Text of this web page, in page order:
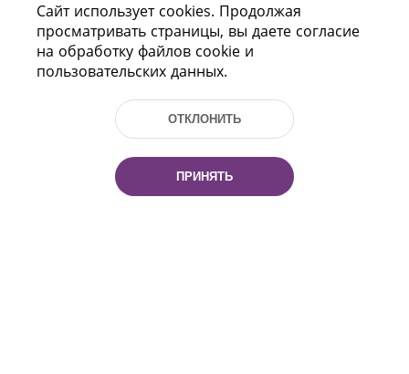
Пр-т Независимости 116
Тел.: (+375 17) 368 37 37, Факс: (+375 17)
Сайт использует cookies. Продолжая
просматривать страницы, вы даете согласие
на обработку файлов cookie и
пользовательских данных.
ОТКЛОНИТЬ
ПРИНЯТЬ